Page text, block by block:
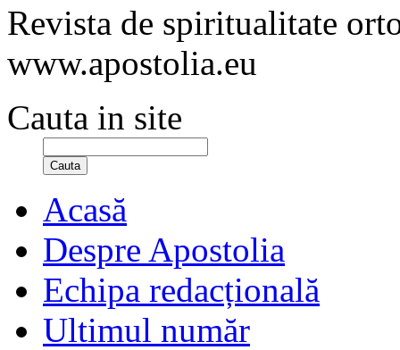
Revista de spiritualitate
www.apostolia.eu
Cauta in site
Cauta
Acasă
Despre Apostolia
Echipa redacțională
Ultimul număr